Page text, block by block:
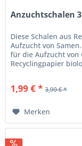
Anzuchtschalen
Diese Schalen aus
Aufzucht von
für die Aufzucht von
Recyclingpapier
1,99 € * 3,99 € *
Merken